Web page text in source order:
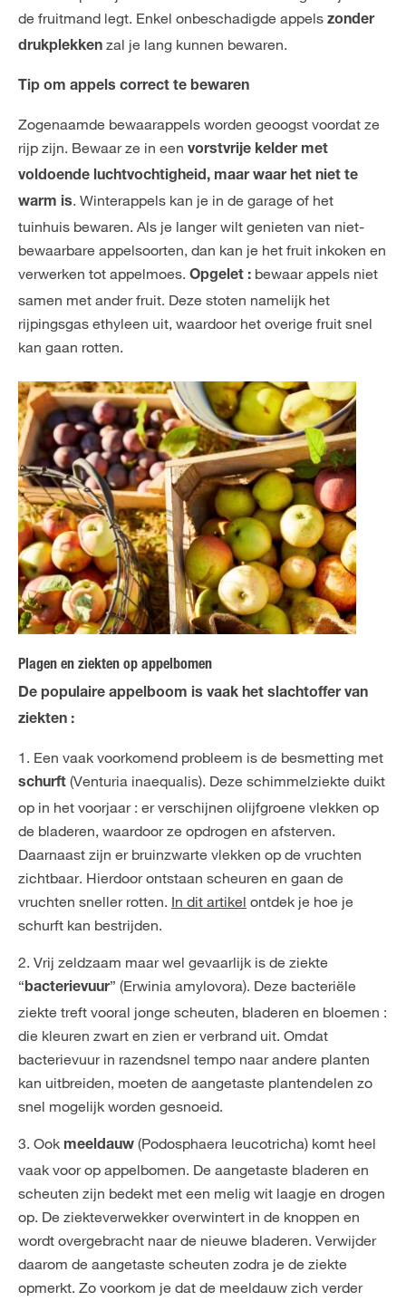
de fruitmand legt. Enkel onbeschadigde appels zonder
drukplekken zal je lang kunnen bewaren.
Tip om appels correct te bewaren
Zogenaamde bewaarappels worden geoogst voordat ze
rijp zijn. Bewaar ze in een vorstvrije kelder met
voldoende luchtvochtigheid, maar waar het niet te
warm is. Winterappels kan je in de garage of het
tuinhuis bewaren. Als je langer wilt genieten van niet-
bewaarbare appelsoorten, dan kan je het fruit inkoken en
verwerken tot appelmoes. Opgelet : bewaar appels niet
samen met ander fruit. Deze stoten namelijk het
rijpingsgas ethyleen uit, waardoor het overige fruit snel
kan gaan rotten.
Plagen en ziekten op appelbomen
De populaire appelboom is vaak het slachtoffer van
ziekten :
1. Een vaak voorkomend probleem is de besmetting met
schurft (Venturia inaequalis). Deze schimmelziekte duikt
op in het voorjaar : er verschijnen olijfgroene vlekken op
de bladeren, waardoor ze opdrogen en afsterven.
Daarnaast zijn er bruinzwarte vlekken op de vruchten
zichtbaar. Hierdoor ontstaan scheuren en gaan de
vruchten sneller rotten. In dit artikel ontdek je hoe je
schurft kan bestrijden.
2. Vrij zeldzaam maar wel gevaarlijk is de ziekte
“bacterievuur” (Erwinia amylovora). Deze bacteriële
ziekte treft vooral jonge scheuten, bladeren en bloemen :
die kleuren zwart en zien er verbrand uit. Omdat
bacterievuur in razendsnel tempo naar andere planten
kan uitbreiden, moeten de aangetaste plantendelen zo
snel mogelijk worden gesnoeid.
3. Ook meeldauw (Podosphaera leucotricha) komt heel
vaak voor op appelbomen. De aangetaste bladeren en
scheuten zijn bedekt met een melig wit laagje en drogen
op. De ziekteverwekker overwintert in de knoppen en
wordt overgebracht naar de nieuwe bladeren. Verwijder
daarom de aangetaste scheuten zodra je de ziekte
opmerkt. Zo voorkom je dat de meeldauw zich verder